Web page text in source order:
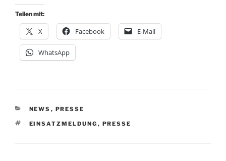
Teilen mit:
X Facebook E-Mail
WhatsApp
KATEGORIEN
NEWS , PRESSE
SCHLAGWÖRTER
EINSATZMELDUNG , PRESSE